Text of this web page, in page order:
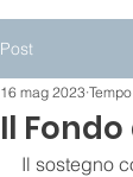
Post
Il Fondo
16 mag 2023
Il sostegno